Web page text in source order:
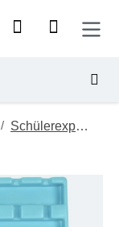
/
Schülerexperimentiermodul (sem)